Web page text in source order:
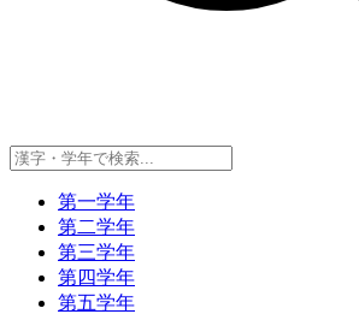
第一学年
第二学年
第三学年
第四学年
第五学年